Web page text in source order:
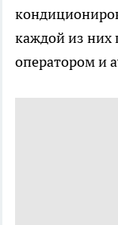
каждой из них
оператором и